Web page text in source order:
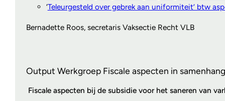
‘Teleurgesteld over gebrek aan uniformiteit’ btw
Bernadette Roos, secretaris Vaksectie Recht VLB
Output Werkgroep Fiscale aspecten in
Fiscale aspecten bij de subsidie voor het saneren van